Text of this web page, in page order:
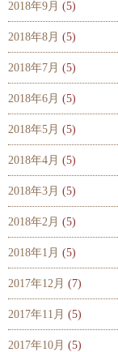
2018年9月 (5)
2018年8月 (5)
2018年7月 (5)
2018年6月 (5)
2018年5月 (5)
2018年4月 (5)
2018年3月 (5)
2018年2月 (5)
2018年1月 (5)
2017年12月 (7)
2017年11月 (5)
2017年10月 (5)